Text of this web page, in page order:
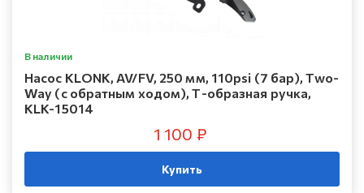
В наличии
Насос KLONK, AV/FV, 250 мм, 110psi (7 бар), Two-
Way (с обратным ходом), Т-образная ручка,
KLK-15014
1 100 ₽
Купить